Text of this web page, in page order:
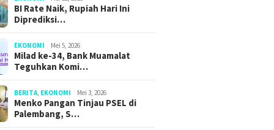
BI Rate Naik, Rupiah Hari Ini
Diprediksi…
EKONOMI Mei 5, 2026
Milad ke-34, Bank Muamalat
Teguhkan Komi…
BERITA EKONOMI Mei 3, 2026
Menko Pangan Tinjau PSEL di
Palembang, S…